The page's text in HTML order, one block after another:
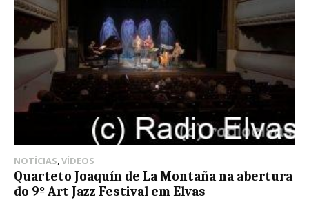
NOTÍCIAS VÍDEOS
Quarteto Joaquín de La Montaña na abertura
do 9º Art Jazz Festival em Elvas